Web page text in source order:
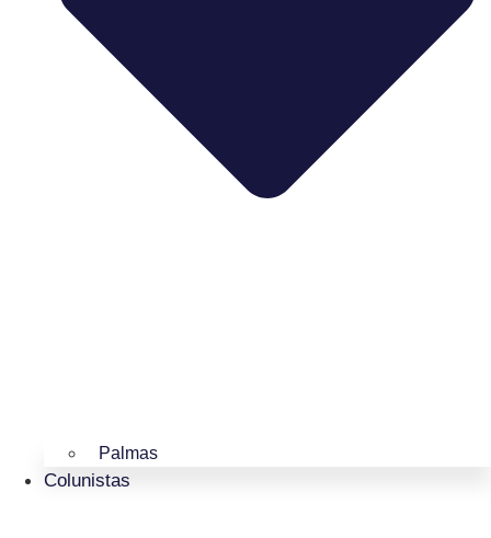
Palmas
Colunistas